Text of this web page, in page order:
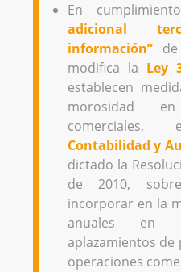
En
adicional
información”de
modifica la Ley
establecen
morosidad
Contabilidad y
dictado la
de 2010,
incorporar en la
anuales en
aplazamientos de
operaciones